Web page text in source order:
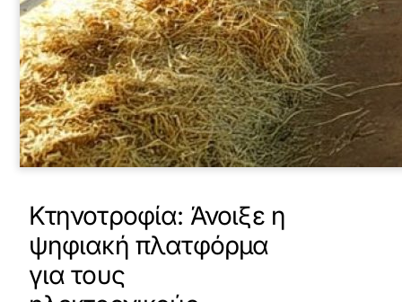
Κτηνοτροφία: Άνοιξε η
ψηφιακή πλατφόρμα
για τους